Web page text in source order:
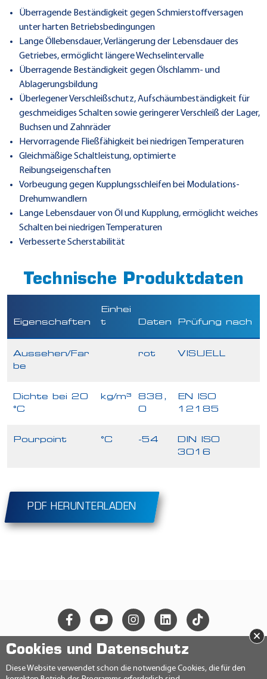
Überragende Beständigkeit gegen Schmierstoffversagen
unter harten Betriebsbedingungen
Lange Öllebensdauer, Verlängerung der Lebensdauer des
Getriebes, ermöglicht längere Wechselintervalle
Überragende Beständigkeit gegen Ölschlamm- und
Ablagerungsbildung
Überlegener Verschleißschutz, Aufschäumbeständigkeit für
geschmeidiges Schalten sowie geringerer Verschleiß der Lager,
Buchsen und Zahnräder
Hervorragende Fließfähigkeit bei niedrigen Temperaturen
Gleichmäßige Schaltleistung, optimierte
Reibungseigenschaften
Vorbeugung gegen Kupplungsschleifen bei Modulations-
Drehumwandlern
Lange Lebensdauer von Öl und Kupplung, ermöglicht weiches
Schalten bei niedrigen Temperaturen
Verbesserte Scherstabilität
Technische Produktdaten
Eigenschaften
Einhei
t
Daten Prüfung nach
Aussehen/Far
be
rot VISUELL
Dichte bei 20
°C
kg/m³
838,
0
EN ISO
12185
Pourpoint °C -54
DIN ISO
3016
PDF HERUNTERLADEN
Cookies und Datenschutz
Diese Website verwendet schon die notwendige Cookies, die für den
×
© 2026 Ravensberger Schmierstoffvertrieb GmbH